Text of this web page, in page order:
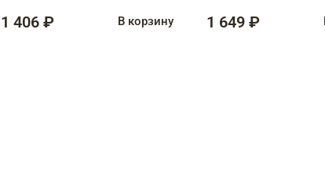
1 406 ₽ В корзину 1 649 ₽